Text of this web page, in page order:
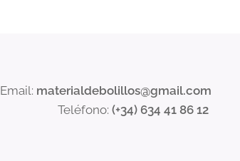
Email: materialdebolillos@gmail.com
Teléfono: (+34) 634 41 86 12